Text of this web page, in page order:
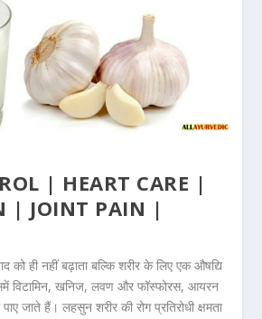
| HEART CARE |
| JOINT PAIN |
को ही नहीं बढ़ाता बल्कि शरीर के लिए एक औषद्यि
विटामिन, खनिज, लवण और फॉस्फोरस, आयरन
पाए जाते हैं। लहसुन शरीर की रोग प्रतिरोधी क्षमता